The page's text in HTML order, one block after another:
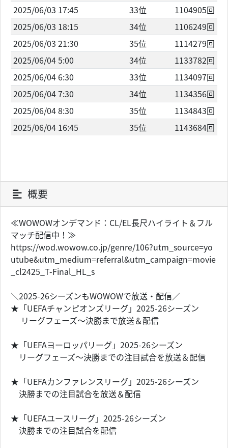
2025/06/03 17:45
33位
1104905回
2025/06/03 18:15
34位
1106249回
2025/06/03 21:30
35位
1114279回
2025/06/04 5:00
34位
1133782回
2025/06/04 6:30
33位
1134097回
2025/06/04 7:30
34位
1134356回
2025/06/04 8:30
35位
1134843回
2025/06/04 16:45
35位 1143684回
概要
≪WOWOWオンデマンド：CL/EL長尺ハイライト＆フル
マッチ配信中！≫
https://wod.wowow.co.jp/genre/106?utm_source=yo
utube&utm_medium=referral&utm_campaign=movie
_cl2425_T-Final_HL_s
＼2025-26シーズンもWOWOWで放送・配信／
★「UEFAチャンピオンズリーグ」2025-26シーズン
リーグフェーズ～決勝まで放送＆配信
★「UEFAヨーロッパリーグ」2025-26シーズン
リーグフェーズ～決勝までの注目試合を放送＆配信
★「UEFAカンファレンスリーグ」2025-26シーズン
決勝までの注目試合を放送＆配信
★「UEFAユースリーグ」2025-26シーズン
決勝までの注目試合を配信